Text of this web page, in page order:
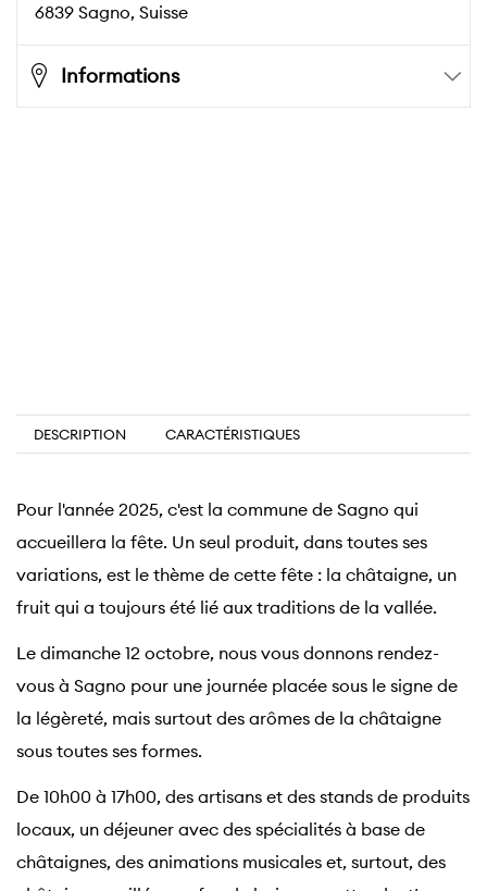
6839 Sagno, Suisse
Informations
DESCRIPTION CARACTÉRISTIQUES
Pour l'année 2025, c'est la commune de Sagno qui
accueillera la fête. Un seul produit, dans toutes ses
variations, est le thème de cette fête : la châtaigne, un
fruit qui a toujours été lié aux traditions de la vallée.
Le dimanche 12 octobre, nous vous donnons rendez-
vous à Sagno pour une journée placée sous le signe de
la légèreté, mais surtout des arômes de la châtaigne
sous toutes ses formes.
De 10h00 à 17h00, des artisans et des stands de produits
locaux, un déjeuner avec des spécialités à base de
châtaignes, des animations musicales et, surtout, des